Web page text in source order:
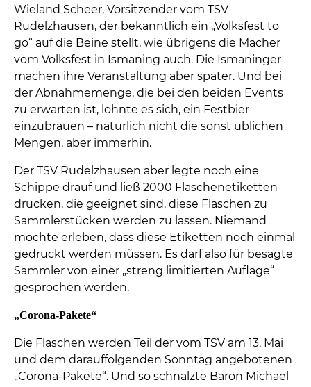
Wieland Scheer, Vorsitzender vom TSV
Rudelzhausen, der bekanntlich ein „Volksfest to
go“ auf die Beine stellt, wie übrigens die Macher
vom Volksfest in Ismaning auch. Die Ismaninger
machen ihre Veranstaltung aber später. Und bei
der Abnahmemenge, die bei den beiden Events
zu erwarten ist, lohnte es sich, ein Festbier
einzubrauen – natürlich nicht die sonst üblichen
Mengen, aber immerhin.
Der TSV Rudelzhausen aber legte noch eine
Schippe drauf und ließ 2000 Flaschenetiketten
drucken, die geeignet sind, diese Flaschen zu
Sammlerstücken werden zu lassen. Niemand
möchte erleben, dass diese Etiketten noch einmal
gedruckt werden müssen. Es darf also für besagte
Sammler von einer „streng limitierten Auflage“
gesprochen werden.
„Corona-Pakete“
Die Flaschen werden Teil der vom TSV am 13. Mai
und dem darauffolgenden Sonntag angebotenen
„Corona-Pakete“. Und so schnalzte Baron Michael